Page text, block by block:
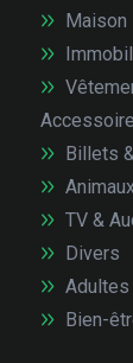
Maison
Billets
TV &
Divers
Adultes
Bien-